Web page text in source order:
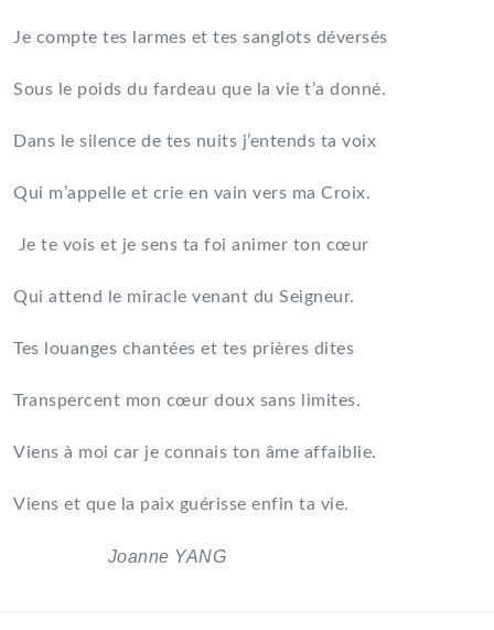
Je compte tes larmes et tes sanglots déversés
Sous le poids du fardeau que la vie t’a donné.
Dans le silence de tes nuits j’entends ta voix
Qui m’appelle et crie en vain vers ma Croix.
Je te vois et je sens ta foi animer ton cœur
Qui attend le miracle venant du Seigneur.
Tes louanges chantées et tes prières dites
Transpercent mon cœur doux sans limites.
Viens à moi car je connais ton âme affaiblie.
Viens et que la paix guérisse enfin ta vie.
Joanne YANG